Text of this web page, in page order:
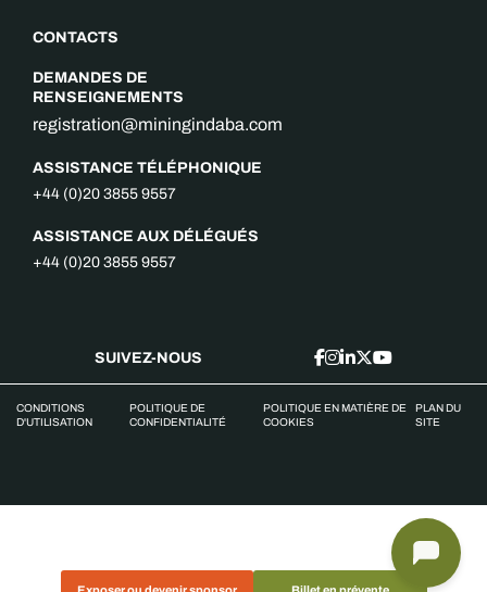
CONTACTS
DEMANDES DE
RENSEIGNEMENTS
registration@miningindaba.com
ASSISTANCE TÉLÉPHONIQUE
+44 (0)20 3855 9557
ASSISTANCE AUX DÉLÉGUÉS
+44 (0)20 3855 9557
SUIVEZ-NOUS
CONDITIONS
D'UTILISATION
POLITIQUE DE
CONFIDENTIALITÉ
POLITIQUE EN MATIÈRE DE
COOKIES
PLAN DU
SITE